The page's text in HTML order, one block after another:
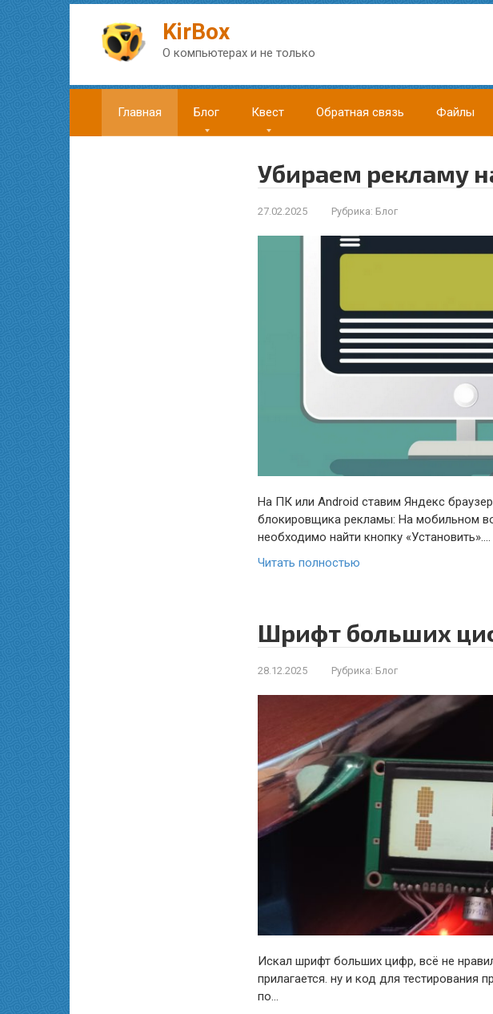
KirBox
О компьютерах и не только
Главная Блог Квест Обратная связь Файлы
Убираем рекламу
27.02.2025 Рубрика: Блог
На ПК или Android ставим Яндекс
блокировщика рекламы: На мобильном
необходимо найти кнопку «Установить»….
Читать полностью
Шрифт больших
28.12.2025 Рубрика: Блог
Искал шрифт больших цифр, всё не
прилагается. ну и код для тестирования
по…